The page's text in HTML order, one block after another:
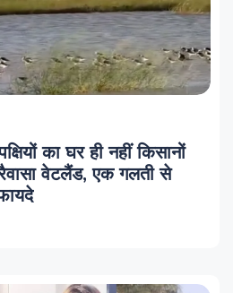
का घर ही नहीं किसानों
वेटलैंड, एक गलती से